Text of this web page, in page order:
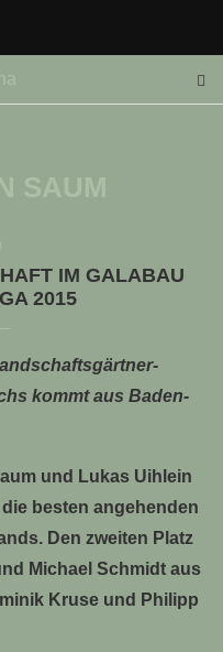
IM GALABAU
2015
kommt aus Baden-
und Lukas Uihlein
besten angehenden
Den zweiten Platz
Michael Schmidt aus
Kruse und Philipp